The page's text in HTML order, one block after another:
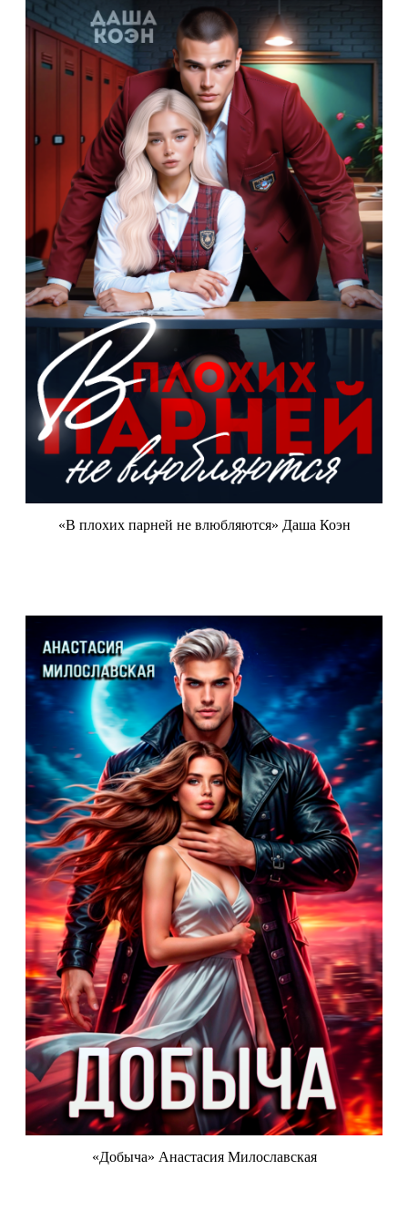
«В плохих парней не влюбляются» Даша Коэн
«Добыча» Анастасия Милославская